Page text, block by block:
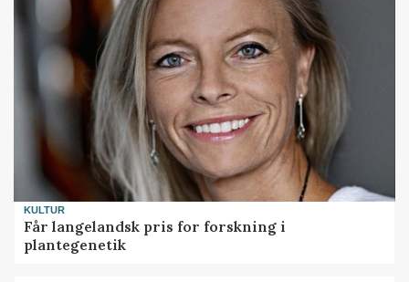
KULTUR
Får langelandsk pris for forskning i
plantegenetik